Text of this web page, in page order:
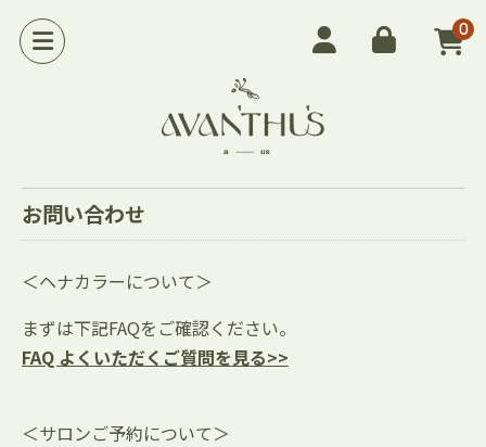
0
お問い合わせ
＜ヘナカラーについて＞
まずは下記FAQをご確認ください。
FAQ よくいただくご質問を見る>>
＜サロンご予約について＞